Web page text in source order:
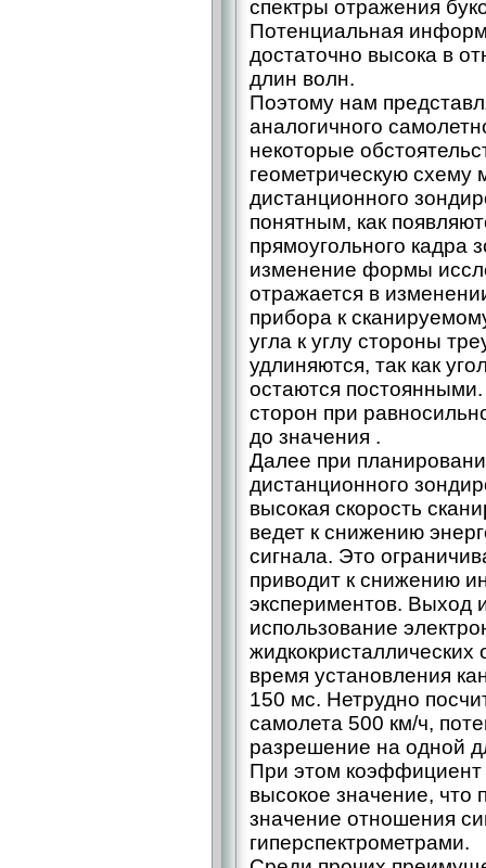
спектры отражения
Потенциальная
достаточно высока в
длин волн.
Поэтому нам
аналогичного
некоторые
геометрическую схему
дистанционного
понятным, как
прямоугольного кадра
изменение формы
отражается в
прибора к
угла к углу стороны
удлиняются, так как
остаются
сторон при
до значения .
Далее при
дистанционного
высокая скорость
ведет к снижению
сигнала. Это
приводит к снижению
экспериментов. Выход
использование
жидкокристаллических
время установления
150 мс. Нетрудно
самолета 500 км/ч,
разрешение на одной
При этом коэффициент
высокое значение, что
значение отношения
гиперспектрометрами.